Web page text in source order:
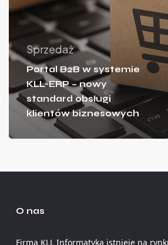
Sprzedaż
Portal B2B w systemie
KLL-ERP – nowy
standard obsługi
klientów biznesowych
O nas
Firma KLL Informatyka istnieje na